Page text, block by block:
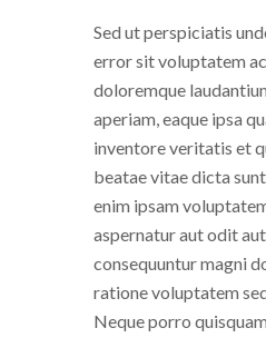
Sed ut perspiciatis
error sit voluptatem
doloremque
aperiam, eaque ipsa
inventore veritatis et
beatae vitae dicta
enim ipsam
aspernatur aut odit
consequuntur magni
ratione voluptatem
Neque porro